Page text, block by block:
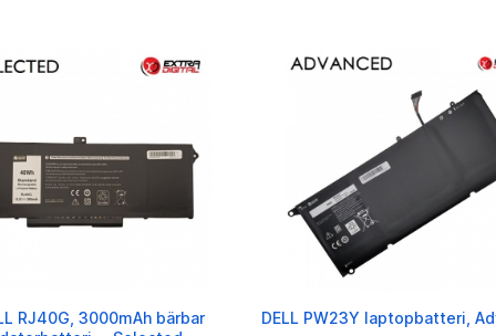
RJ40G, 3000mAh bärbar
DELL PW23Y laptopbatteri,